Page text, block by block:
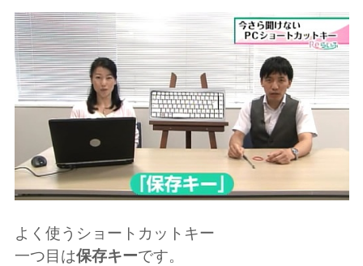
よく使うショートカットキー
一つ目は保存キーです。